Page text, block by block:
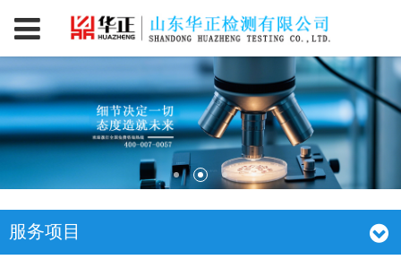
服务项目